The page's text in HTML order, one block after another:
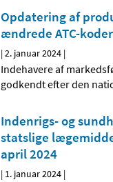
Opdatering af
ændrede ATC-
|2. januar 2024 |
Indehavere af
godkendt efter den
Indenrigs- og
statslige
april 2024
| 1. januar 2024 |